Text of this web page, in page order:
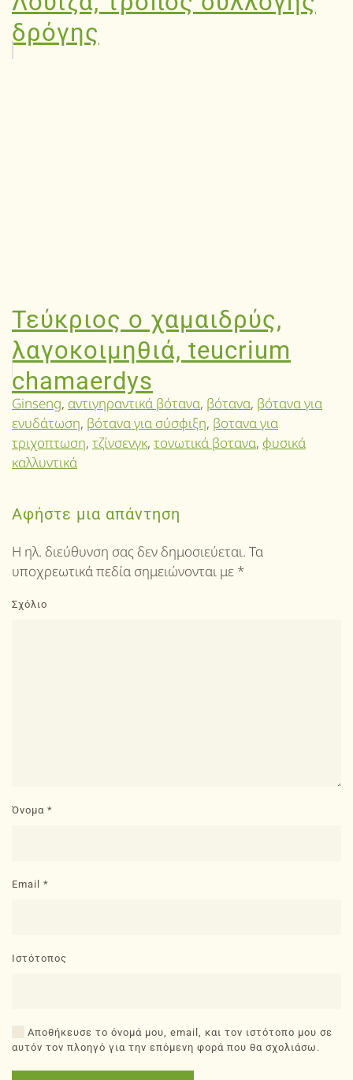
δρόγης
Τεύκριος ο χαμαιδρύς,
λαγοκοιμηθιά, teucrium
chamaerdys
Ginseng, αντιγηραντικά βότανα, βότανα, βότανα για
ενυδάτωση, βότανα για σύσφιξη, βοτανα για
τριχοπτωση, τζίνσενγκ, τονωτικά βοτανα, φυσικά
καλλυντικά
Αφήστε μια απάντηση
Η ηλ. διεύθυνση σας δεν δημοσιεύεται. Τα
υποχρεωτικά πεδία σημειώνονται με *
Σχόλιο
Όνομα *
Email *
Ιστότοπος
Αποθήκευσε το όνομά μου, email, και τον ιστότοπο μου σε
αυτόν τον πλοηγό για την επόμενη φορά που θα σχολιάσω.